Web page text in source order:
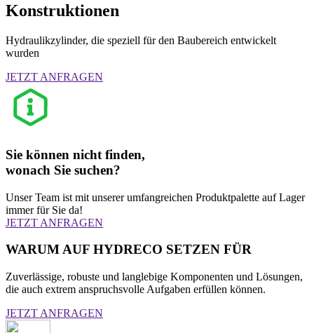
Konstruktionen
Hydraulikzylinder, die speziell für den Baubereich entwickelt
wurden
JETZT ANFRAGEN
Sie können nicht finden,
wonach Sie suchen?
Unser Team ist mit unserer umfangreichen Produktpalette auf Lager
immer für Sie da!
JETZT ANFRAGEN
WARUM AUF HYDRECO SETZEN FÜR
Zuverlässige, robuste und langlebige Komponenten und Lösungen,
die auch extrem anspruchsvolle Aufgaben erfüllen können.
JETZT ANFRAGEN